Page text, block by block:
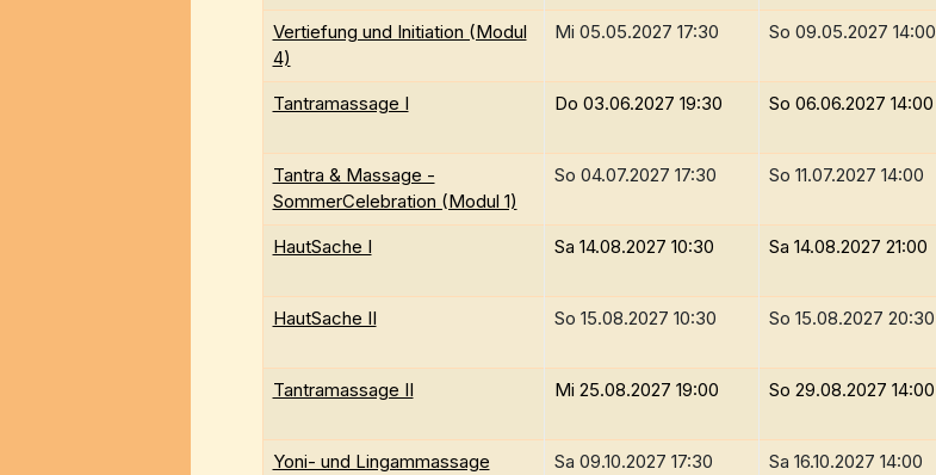
Vertiefung und Initiation (Modul
4)
Mi 05.05.2027 17:30 So 09.05.2027 14:00
Tantramassage I Do 03.06.2027 19:30 So 06.06.2027 14:00
Tantra & Massage -
SommerCelebration (Modul 1)
So 04.07.2027 17:30 So 11.07.2027 14:00
HautSache I Sa 14.08.2027 10:30 Sa 14.08.2027 21:00
HautSache II So 15.08.2027 10:30 So 15.08.2027 20:30
Tantramassage II Mi 25.08.2027 19:00 So 29.08.2027 14:00
Yoni- und Lingammassage
Sa 09.10.2027 17:30 Sa 16.10.2027 14:00